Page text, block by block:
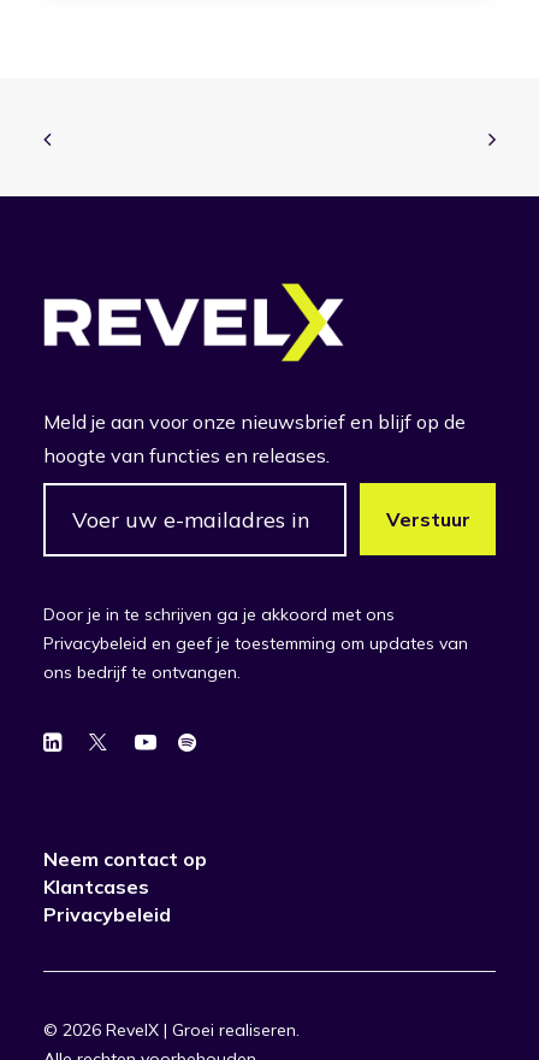
Meld je aan voor onze nieuwsbrief en blijf op de
hoogte van functies en releases.
Door je in te schrijven ga je akkoord met ons
Privacybeleid en geef je toestemming om updates van
ons bedrijf te ontvangen.
Neem contact op
Klantcases
Privacybeleid
© 2026 RevelX | Groei realiseren.